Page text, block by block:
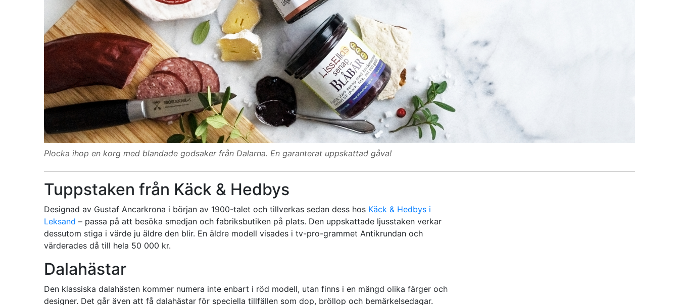
Plocka ihop en korg med blandade godsaker från Dalarna. En garanterat uppskattad gåva!
Tuppstaken från Käck & Hedbys
Designad av Gustaf Ancarkrona i början av 1900-talet och tillverkas sedan dess hos Käck & Hedbys i
Leksand – passa på att besöka smedjan och fabriksbutiken på plats. Den uppskattade ljusstaken verkar
dessutom stiga i värde ju äldre den blir. En äldre modell visades i tv-pro-grammet Antikrundan och
värderades då till hela 50 000 kr.
Dalahästar
Den klassiska dalahästen kommer numera inte enbart i röd modell, utan finns i en mängd olika färger och
designer. Det går även att få dalahästar för speciella tillfällen som dop, bröllop och bemärkelsedagar.